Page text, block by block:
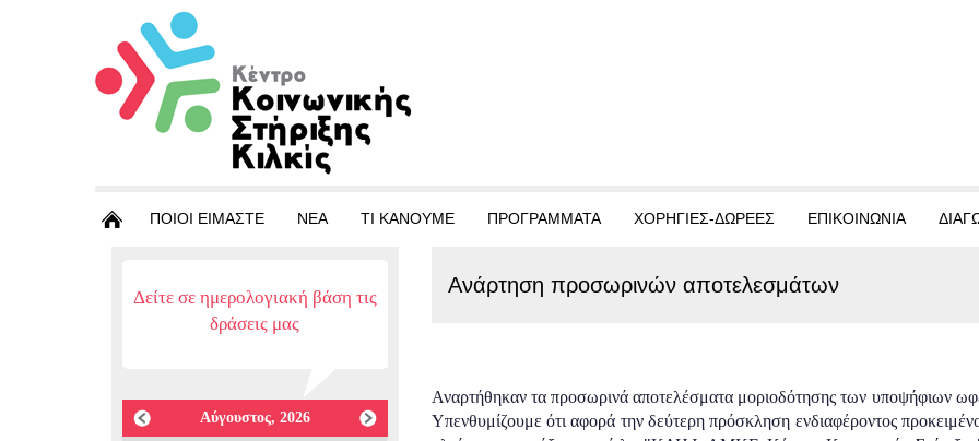
ΠΟΙΟΙ ΕΙΜΑΣΤΕ ΝΕΑ ΤΙ ΚΑΝΟΥΜΕ ΠΡΟΓΡΑΜΜΑΤΑ ΧΟΡΗΓΙΕΣ-ΔΩΡΕΕΣ ΕΠΙΚΟΙΝΩΝΙΑ
Δείτε σε ημερολογιακή βάση τις
δράσεις μας
Αύγουστος, 2026
Ανάρτηση προσωρινών αποτελεσμάτων
Αναρτήθηκαν τα προσωρινά αποτελέσματα μοριοδότησης των υποψήφιων
Υπενθυμίζουμε ότι αφορά την δεύτερη πρόσκληση ενδιαφέροντος